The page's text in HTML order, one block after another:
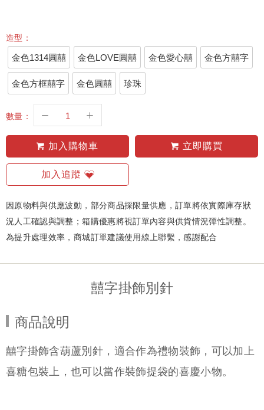
造型：
金色1314圓囍 金色LOVE圓囍 金色愛心囍 金色方囍字
金色方框囍字 金色圓囍 珍珠
數量：
加入購物車 立即購買
加入追蹤
因原物料與供應波動，部分商品採限量供應，訂單將依實際庫存狀
況人工確認與調整；箱購優惠將視訂單內容與供貨情況彈性調整。
為提升處理效率，商城訂單建議使用線上聯繫，感謝配合
囍字掛飾別針
商品說明
囍字掛飾含葫蘆別針，適合作為禮物裝飾，可以加上
喜糖包裝上，也可以當作裝飾提袋的喜慶小物。